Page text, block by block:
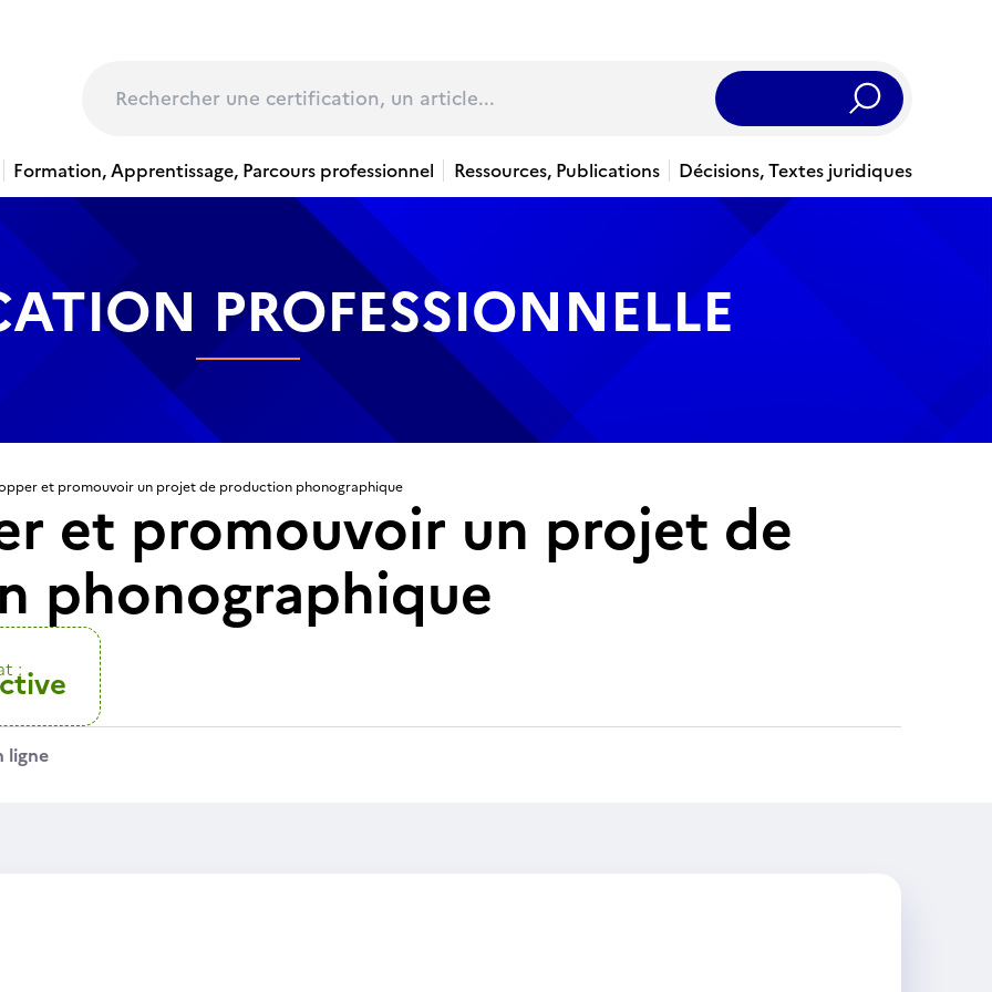
Rechercher
Formation, Apprentissage, Parcours professionnel Ressources, Publications Décisions, Textes juridiques
PROFESSIONNELLE
et promouvoir un projet de production phonographique
et promouvoir un projet de
phonographique
:
ligne